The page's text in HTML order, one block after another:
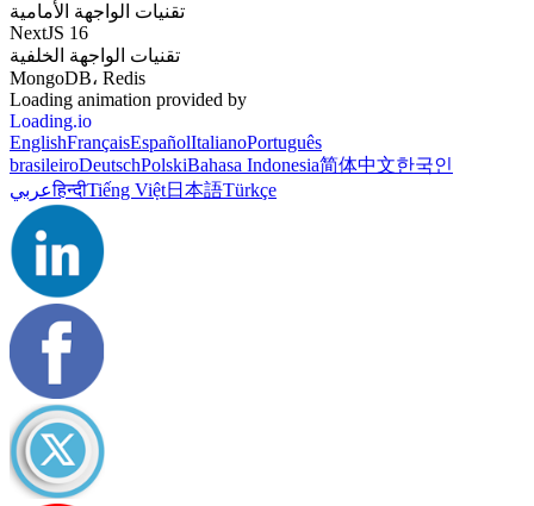
تقنيات الواجهة الأمامية
NextJS 16
تقنيات الواجهة الخلفية
MongoDB، Redis
Loading animation provided by
Loading.io
EnglishFrançaisEspañolItalianoPortuguês
brasileiroDeutschPolskiBahasa Indonesia简体中文한국인
عربيहिन्दीTiếng Việt日本語Türkçe